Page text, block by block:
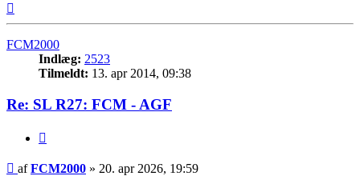
FCM2000
Indlæg: 2523
Tilmeldt: 13. apr 2014, 09:38
Re: SL R27: FCM - AGF
Indlæg
afFCM2000 » 20. apr 2026, 19:59